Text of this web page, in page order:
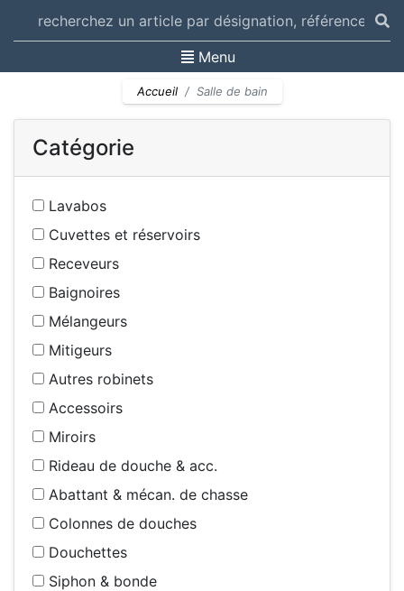
Toggle navigation
Menu
Accueil Salle de bain
Catégorie
Lavabos
Cuvettes et réservoirs
Receveurs
Baignoires
Mélangeurs
Mitigeurs
Autres robinets
Accessoirs
Miroirs
Rideau de douche & acc.
Abattant & mécan. de chasse
Colonnes de douches
Douchettes
Siphon & bonde